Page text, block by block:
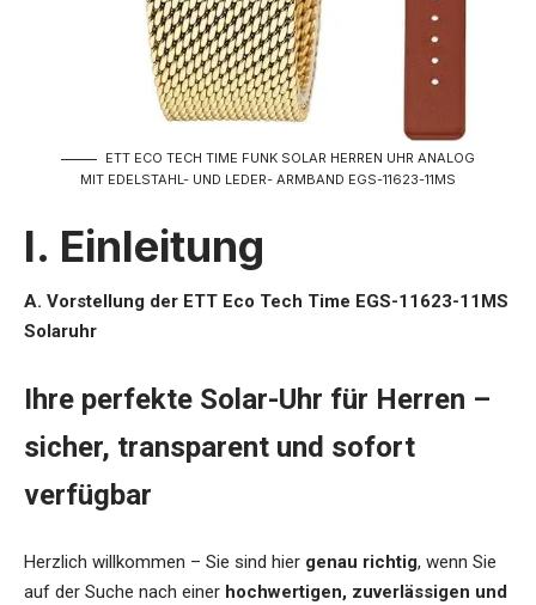
ETT ECO TECH TIME FUNK SOLAR HERREN UHR ANALOG
MIT EDELSTAHL- UND LEDER- ARMBAND EGS-11623-11MS
I. Einleitung
A. Vorstellung der ETT Eco Tech Time EGS-11623-11MS
Solaruhr
Ihre perfekte Solar-Uhr für Herren –
sicher, transparent und sofort
verfügbar
Herzlich willkommen – Sie sind hier genau richtig, wenn Sie
auf der Suche nach einer hochwertigen, zuverlässigen und